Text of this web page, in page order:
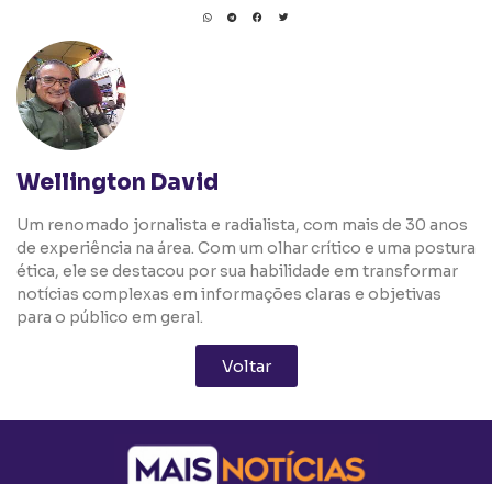
Wellington David
Um renomado jornalista e radialista, com mais de 30 anos
de experiência na área. Com um olhar crítico e uma postura
ética, ele se destacou por sua habilidade em transformar
notícias complexas em informações claras e objetivas
para o público em geral.
Voltar